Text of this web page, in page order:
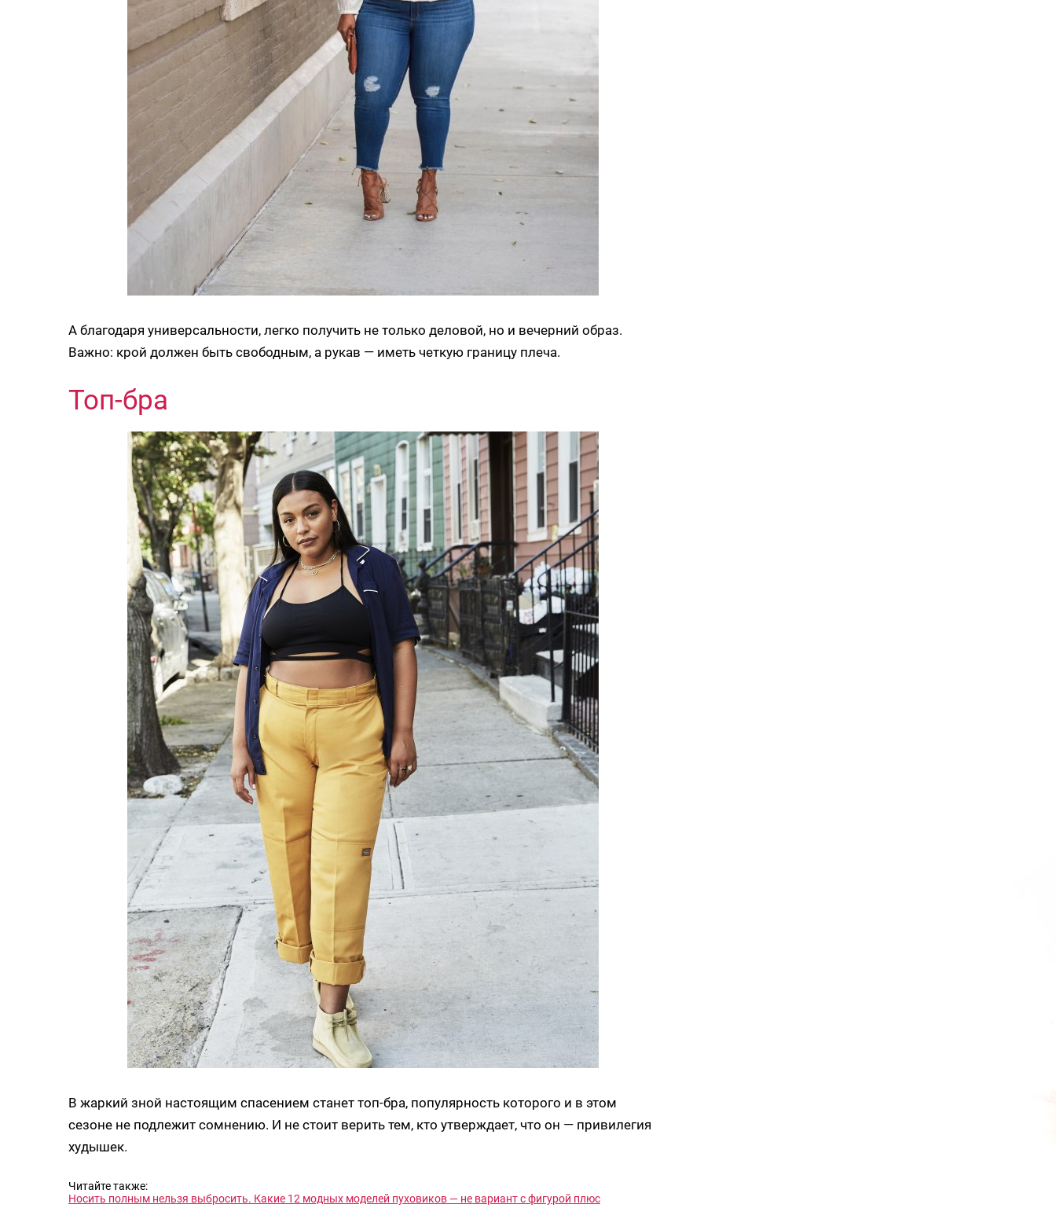
А благодаря универсальности, легко получить не только деловой, но и вечерний образ.
Важно: крой должен быть свободным, а рукав — иметь четкую границу плеча.
Топ-бра
В жаркий зной настоящим спасением станет топ-бра, популярность которого и в этом
сезоне не подлежит сомнению. И не стоит верить тем, кто утверждает, что он — привилегия
худышек.
Читайте также:
Носить полным нельзя выбросить. Какие 12 модных моделей пуховиков — не вариант с фигурой плюс